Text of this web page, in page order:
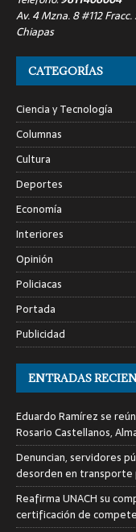
Av. 4 Mzna. 8 #112
Chiapas
CATEGORÍAS
Ciencia y Tecnología
Columnas
Cultura
Deportes
Economía
Interiores
Opinión
Policiacas
Portada
Publicidad
ENTRADAS
Eduardo Ramírez se
Rosario Castellanos,
Denuncian, servidores
desorden en transporte
Reafirma UNACH su
certificación de